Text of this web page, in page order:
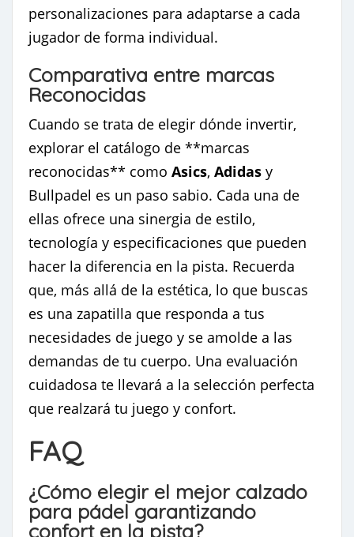
personalizaciones para adaptarse a cada
jugador de forma individual.
Comparativa entre marcas
Reconocidas
Cuando se trata de elegir dónde invertir,
explorar el catálogo de **marcas
reconocidas** como Asics, Adidas y
Bullpadel es un paso sabio. Cada una de
ellas ofrece una sinergia de estilo,
tecnología y especificaciones que pueden
hacer la diferencia en la pista. Recuerda
que, más allá de la estética, lo que buscas
es una zapatilla que responda a tus
necesidades de juego y se amolde a las
demandas de tu cuerpo. Una evaluación
cuidadosa te llevará a la selección perfecta
que realzará tu juego y confort.
FAQ
¿Cómo elegir el mejor calzado
para pádel garantizando
confort en la pista?